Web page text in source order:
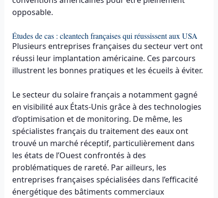
opposable.
Études de cas : cleantech françaises qui réussissent aux USA
Plusieurs entreprises françaises du secteur vert ont
réussi leur implantation américaine. Ces parcours
illustrent les bonnes pratiques et les écueils à éviter.
Le secteur du solaire français a notamment gagné
en visibilité aux États-Unis grâce à des technologies
d’optimisation et de monitoring. De même, les
spécialistes français du traitement des eaux ont
trouvé un marché réceptif, particulièrement dans
les états de l’Ouest confrontés à des
problématiques de rareté. Par ailleurs, les
entreprises françaises spécialisées dans l’efficacité
énergétique des bâtiments commerciaux